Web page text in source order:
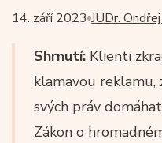
JUDr.
14. září 2023
Shrnutí: Klienti
klamavou reklamu,
svých práv
Zákon o